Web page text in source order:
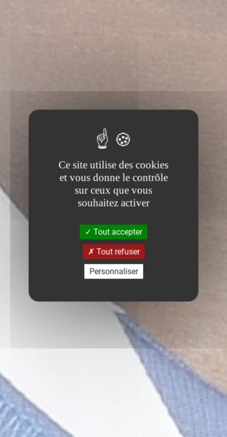
Ce site utilise des cookies
et vous donne le contrôle
sur ceux que vous
souhaitez activer
Tout accepter
Tout refuser
Personnaliser